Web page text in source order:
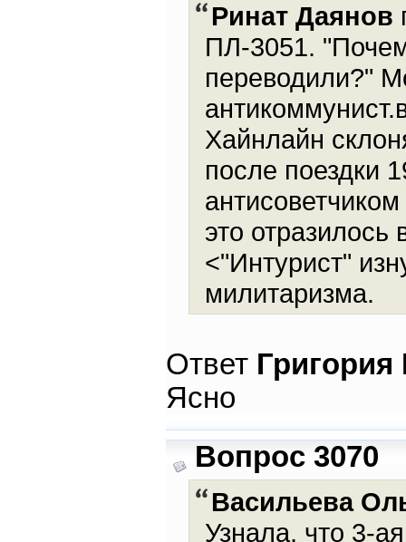
Ринат Даянов
ПЛ-3051.
переводили?"
Хайнлайн
после поездки
это отразилось
<"Интурист"
милитаризма.
Ответ
Ясно
Вопрос 3070
Васильева
Узнала, что 3-